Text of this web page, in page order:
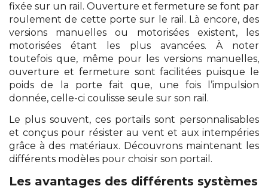
fixée sur un rail. Ouverture et fermeture se font par
roulement de cette porte sur le rail. Là encore, des
versions manuelles ou motorisées existent, les
motorisées étant les plus avancées. À noter
toutefois que, même pour les versions manuelles,
ouverture et fermeture sont facilitées puisque le
poids de la porte fait que, une fois l’impulsion
donnée, celle-ci coulisse seule sur son rail.
Le plus souvent, ces portails sont personnalisables
et conçus pour résister au vent et aux intempéries
grâce à des matériaux. Découvrons maintenant les
différents modèles pour choisir son portail.
Les avantages des différents systèmes